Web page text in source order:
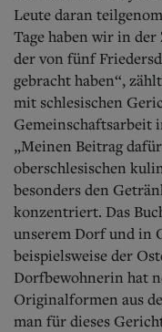
Leute daran
Tage haben wir in
der von fünf
gebracht haben“,
mit schlesischen
Gemeinschaftsarbeit
„Meinen Beitrag
oberschlesischen
besonders den
konzentriert. Das
unserem Dorf und in
beispielsweise der
Dorfbewohnerin hat
Originalformen aus
man für dieses